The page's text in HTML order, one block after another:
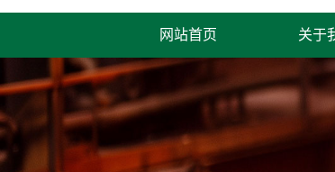
网站首页 关于